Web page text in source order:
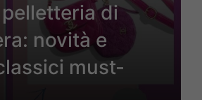
di
novità e
must-